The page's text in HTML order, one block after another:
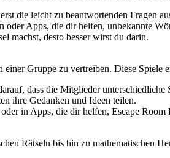
die leicht zu beantwortenden Fragen
oder Apps, die dir helfen, unbekannte
machst, desto besser wirst du darin.
Gruppe zu vertreiben. Diese Spiele
dass die Mitglieder unterschiedliche
ihre Gedanken und Ideen teilen.
in Apps, die dir helfen, Escape Room
Rätseln bis hin zu mathematischen